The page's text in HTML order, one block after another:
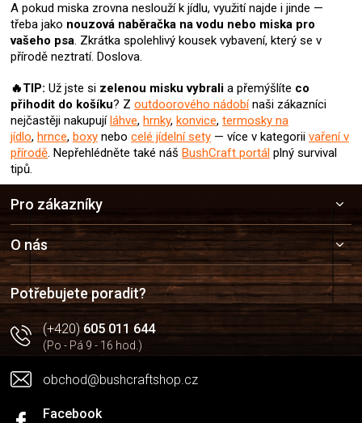
A pokud miska zrovna neslouží k jídlu, využití najde i jinde —
třeba jako nouzová naběračka na vodu nebo miska pro
vašeho psa. Zkrátka spolehlivý kousek vybavení, který se v
přírodě neztratí. Doslova.
🔥TIP: Už jste si zelenou miskuvybrali a přemýšlíte co
přihodit do košíku? Z outdoorového nádobínaši zákazníci
nejčastěji nakupujíláhve, hrnky, konvice, termosky na
jídlo, hrnce, boxy nebo celé jídelní sety — více v kategorii vaření v
přírodě. Nepřehlédněte také náš BushCraft portál plný survival
tipů.
a
t
í
Pro zákazníky
O nás
Potřebujete poradit?
(+420)605 011 644
(Po - Pá 9 - 16 hod.)
obchod@bushcraftshop.cz
Facebook